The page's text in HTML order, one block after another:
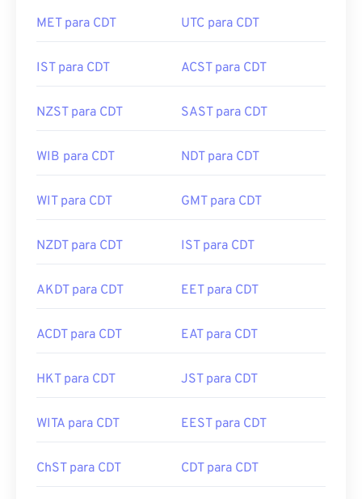
MET para CDT UTC para CDT
IST para CDT ACST para CDT
NZST para CDT SAST para CDT
WIB para CDT NDT para CDT
WIT para CDT GMT para CDT
NZDT para CDT IST para CDT
AKDT para CDT EET para CDT
ACDT para CDT EAT para CDT
HKT para CDT JST para CDT
WITA para CDT EEST para CDT
ChST para CDT CDT para CDT